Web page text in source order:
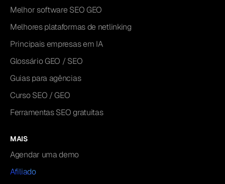
Melhor software SEO GEO
Melhores plataformas de netlinking
Principais empresas em IA
Glossário GEO / SEO
Guias para agências
Curso SEO / GEO
Ferramentas SEO gratuitas
MAIS
Agendar uma demo
Afiliado